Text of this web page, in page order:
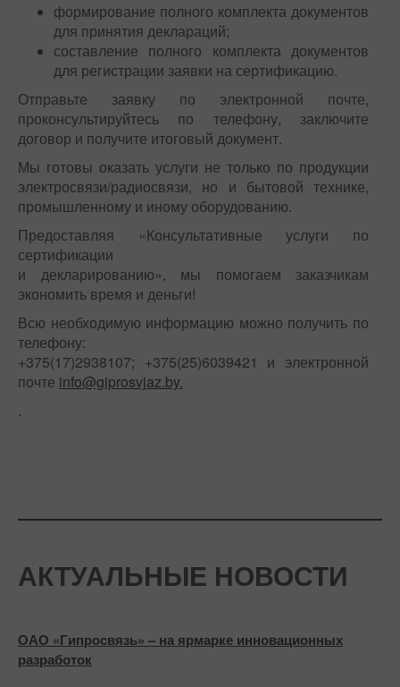
формирование полного комплекта документов
для принятия деклараций;
составление полного комплекта документов
для регистрации заявки на сертификацию.
Отправьте заявку по электронной почте,
проконсультируйтесь по телефону, заключите
договор и получите итоговый документ.
Мы готовы оказать услуги не только по продукции
электросвязи/радиосвязи, но и бытовой технике,
промышленному и иному оборудованию.
Предоставляя «Консультативные услуги по
сертификации
и декларированию», мы помогаем заказчикам
экономить время и деньги!
Всю необходимую информацию можно получить по
телефону:
+375(17)2938107; +375(25)6039421 и электронной
почте info@giprosvjaz.by.
.
АКТУАЛЬНЫЕ НОВОСТИ
ОАО «Гипросвязь» – на ярмарке инновационных
разработок